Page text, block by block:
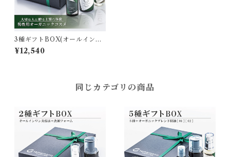
3種ギフトBOX(オールインワ
ン美容液・洗顔・スーツリフ
レッシャー) [tamamono org
¥12,540
同じカテゴリの商品